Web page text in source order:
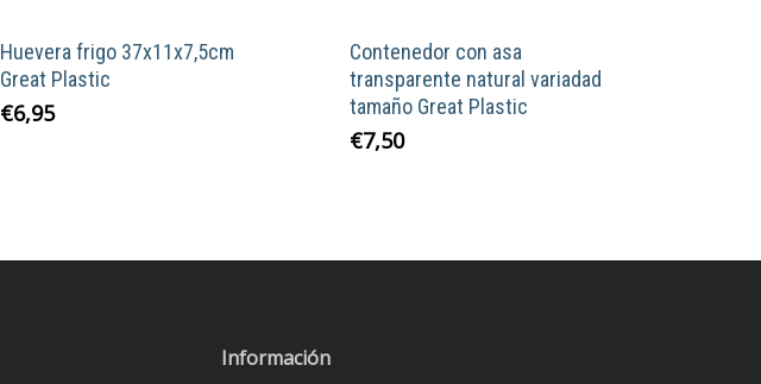
Huevera frigo 37x11x7,5cm
Great Plastic
€6,95
Contenedor con asa
transparente natural variadad
tamaño Great Plastic
€7,50
variantes.
Información